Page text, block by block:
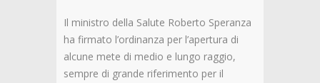
Il ministro della Salute Roberto Speranza
ha firmato l’ordinanza per l’apertura di
alcune mete di medio e lungo raggio,
sempre di grande riferimento per il